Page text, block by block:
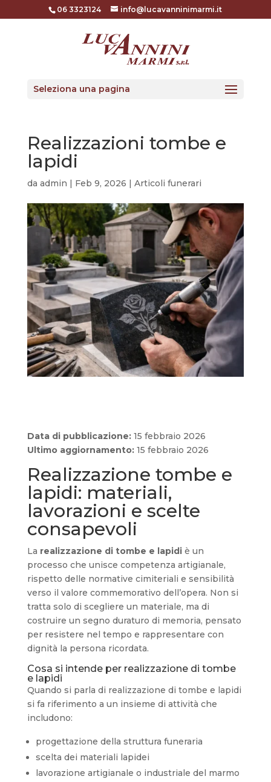
06 3323124 info@lucavanninimarmi.it
Seleziona una pagina
Realizzazioni tombe e
lapidi
da admin | Feb 9, 2026 | Articoli funerari
Data di pubblicazione:15 febbraio 2026
Ultimo aggiornamento:15 febbraio 2026
Realizzazione tombe e
lapidi: materiali,
lavorazioni e scelte
consapevoli
La realizzazione di tombe e lapidiè un
processo che unisce competenza artigianale,
rispetto delle normative cimiteriali e sensibilità
verso il valore commemorativo dell’opera. Non si
tratta solo di scegliere un materiale, ma di
costruire un segno duraturo di memoria, pensato
per resistere nel tempo e rappresentare con
dignità la persona ricordata.
Cosa si intende per realizzazione di tombe
e lapidi
Quando si parla di realizzazione di tombe e lapidi
si fa riferimento a un insieme di attività che
includono:
progettazione della struttura funeraria
scelta dei materiali lapidei
lavorazione artigianale o industriale del marmo